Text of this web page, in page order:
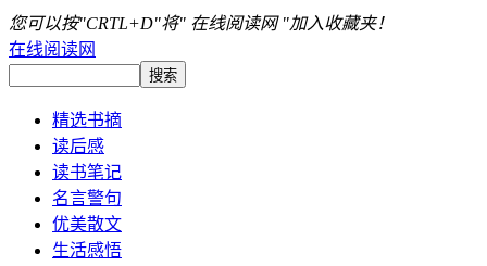
您可以按"CRTL+D"将" 在线阅读网 "加入收藏夹！
在线阅读网
精选书摘
读后感
读书笔记
名言警句
优美散文
生活感悟